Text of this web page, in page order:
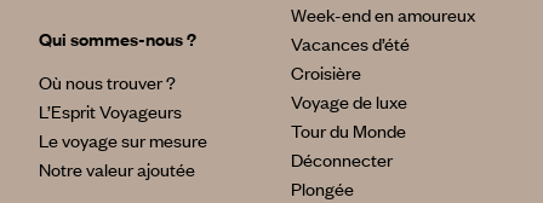
Qui sommes-nous ?
Où nous trouver ?
L’Esprit Voyageurs
Le voyage sur mesure
Notre valeur ajoutée
Week-end en amoureux
Vacances d’été
Croisière
Voyage de luxe
Tour du Monde
Déconnecter
Plongée